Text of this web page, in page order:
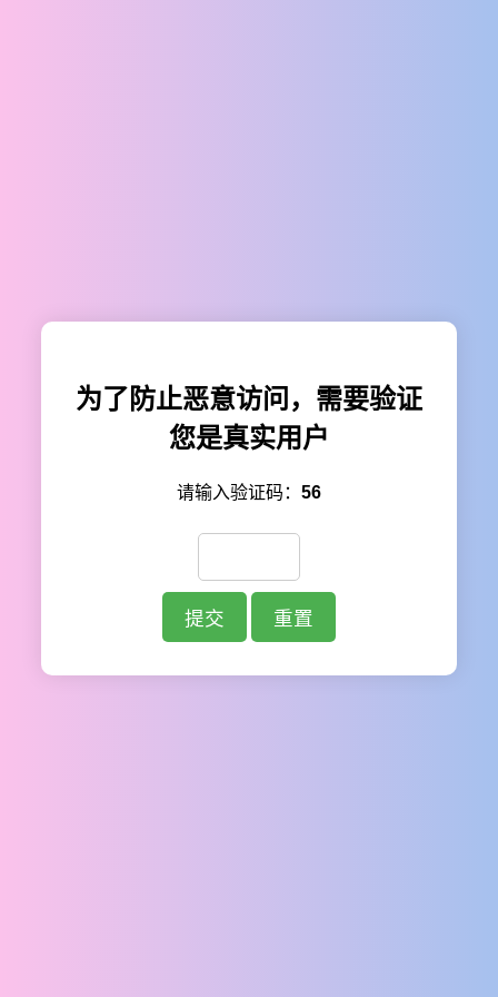
为了防止恶意访问，需要验证
您是真实用户
请输入验证码： 56
提交 重置